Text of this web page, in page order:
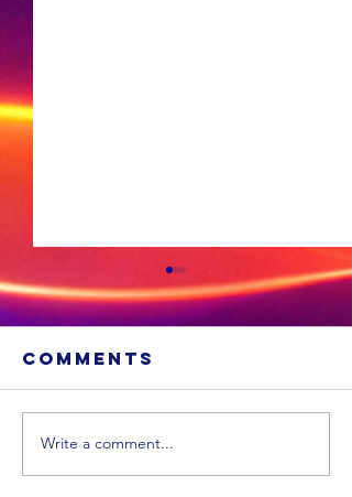
Sneeu word
in
Comments
Write a comment...